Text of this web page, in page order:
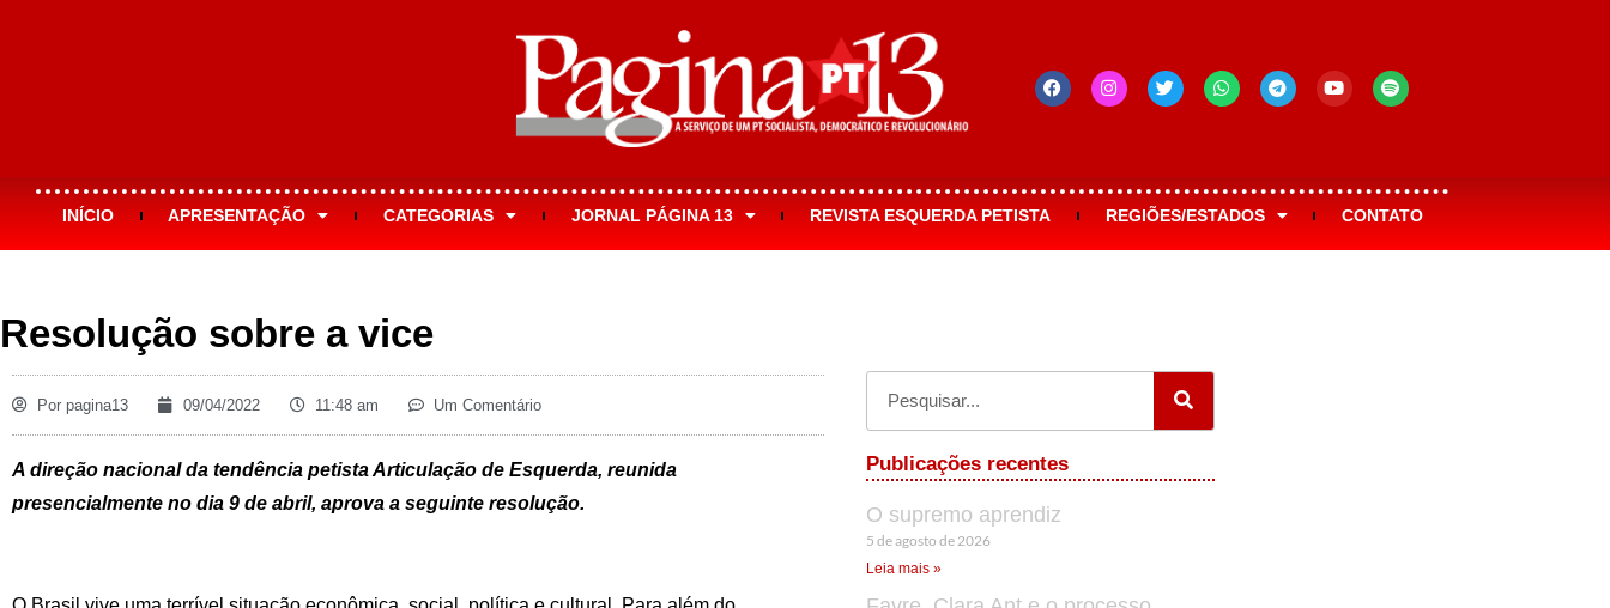
INÍCIO APRESENTAÇÃO CATEGORIAS JORNAL PÁGINA 13 REVISTA ESQUERDA PETISTA REGIÕES/ESTADOS CONTATO
Resolução sobre a vice
Por pagina13 09/04/2022 11:48 am Um Comentário
A direção nacional da tendência petista Articulação de Esquerda, reunida
presencialmente no dia 9 de abril, aprova a seguinte resolução.
Publicações recentes
O supremo aprendiz
5 de agosto de 2026
Leia mais »